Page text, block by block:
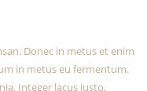
Donec in metus et enim
in metus eu fermentum.
Integer lacus justo,